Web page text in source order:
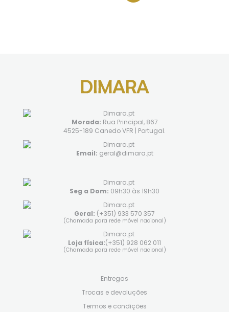
Morada: Rua Principal, 867
4525-189 Canedo VFR | Portugal.
Email: geral@dimara.pt
Seg a Dom: 09h30 às 19h30
Geral: (+351) 933 570 357
(Chamada para rede móvel nacional)
Loja física:(+351) 928 062 011
(Chamada para rede móvel nacional)
Entregas
Trocas e devoluções
Termos e condições